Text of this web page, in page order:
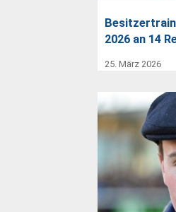
2026 an 14
25. März 2026